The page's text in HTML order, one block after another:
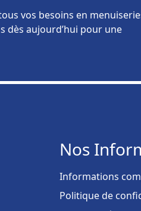
vos besoins en
dès aujourd’hui pour une
Nos
Informations
Politique de